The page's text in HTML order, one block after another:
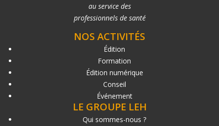
au service des
professionnels de santé
NOS ACTIVITÉS
Édition
Formation
Édition numérique
Conseil
Événement
LE GROUPE LEH
Qui sommes-nous ?